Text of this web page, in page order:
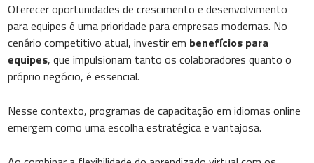
Oferecer oportunidades de crescimento e desenvolvimento
para equipes é uma prioridade para empresas modernas. No
cenário competitivo atual, investir em benefícios para
equipes, que impulsionam tanto os colaboradores quanto o
próprio negócio, é essencial.
Nesse contexto, programas de capacitação em idiomas online
emergem como uma escolha estratégica e vantajosa.